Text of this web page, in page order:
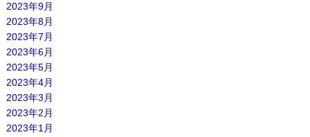
2023年9月
2023年8月
2023年7月
2023年6月
2023年5月
2023年4月
2023年3月
2023年2月
2023年1月